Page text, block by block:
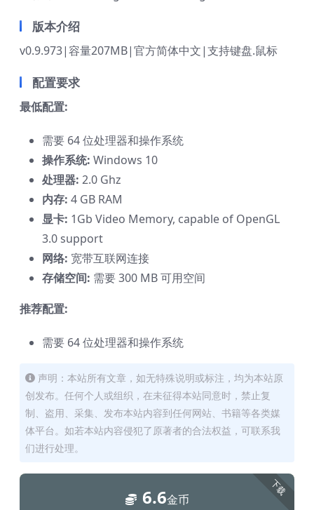
版本介绍
v0.9.973|容量207MB|官方简体中文|支持键盘.鼠标
配置要求
最低配置:
需要 64 位处理器和操作系统
操作系统: Windows 10
处理器: 2.0 Ghz
内存: 4 GB RAM
显卡: 1Gb Video Memory, capable of OpenGL
3.0 support
网络: 宽带互联网连接
存储空间: 需要 300 MB 可用空间
推荐配置:
需要 64 位处理器和操作系统
声明：本站所有文章，如无特殊说明或标注，均为本站原
创发布。任何个人或组织，在未征得本站同意时，禁止复
制、盗用、采集、发布本站内容到任何网站、书籍等各类媒
体平台。如若本站内容侵犯了原著者的合法权益，可联系我
们进行处理。
下载
6.6金币